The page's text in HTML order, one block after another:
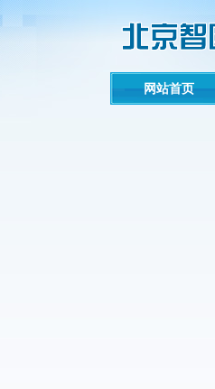
网站首页